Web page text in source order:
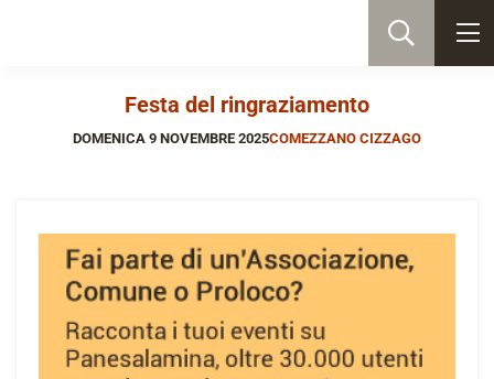
Festa del ringraziamento
DOMENICA 9 NOVEMBRE 2025COMEZZANO CIZZAGO